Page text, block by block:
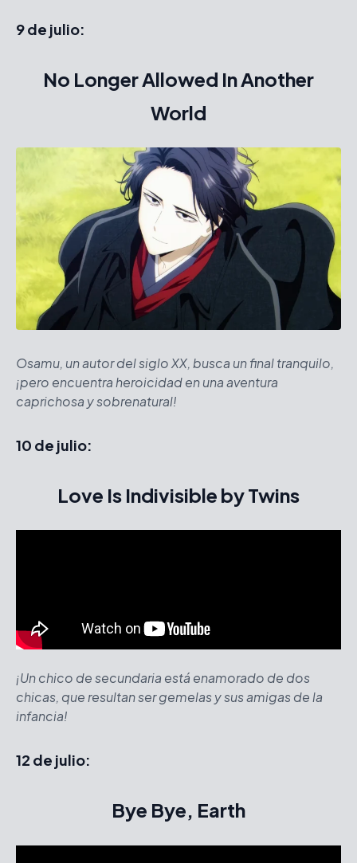
9 de julio:
No Longer Allowed In Another
World
Osamu, un autor del siglo XX, busca un final tranquilo,
¡pero encuentra heroicidad en una aventura
caprichosa y sobrenatural!
10 de julio:
Love Is Indivisible by Twins
¡Un chico de secundaria está enamorado de dos
chicas, que resultan ser gemelas y sus amigas de la
infancia!
12 de julio:
Bye Bye, Earth